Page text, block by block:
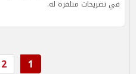
في تصريحات متلفزة له.
1
2